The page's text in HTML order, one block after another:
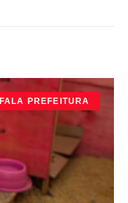
FALA PREFEITURA